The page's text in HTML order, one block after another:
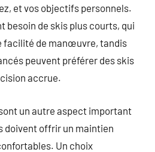
et vos objectifs personnels.
besoin de skis plus courts, qui
facilité de manœuvre, tandis
peuvent préférer des skis
accrue.
un autre aspect important
doivent offrir un maintien
Un choix